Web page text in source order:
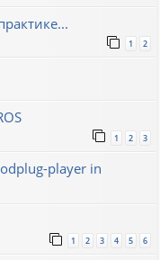
1 2
1 2 3
player in
1 2 3 4 5 6